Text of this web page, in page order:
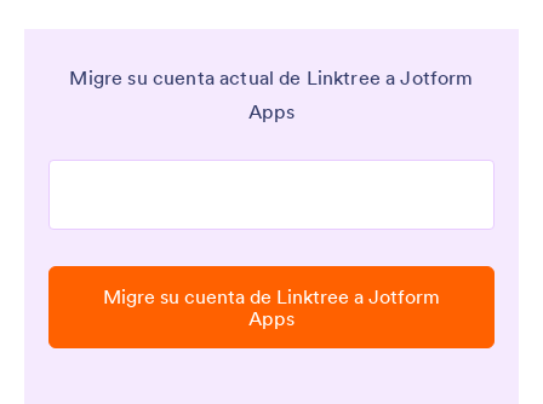
Migre su cuenta actual de Linktree a Jotform
Apps
Migre su cuenta de Linktree a Jotform
Apps